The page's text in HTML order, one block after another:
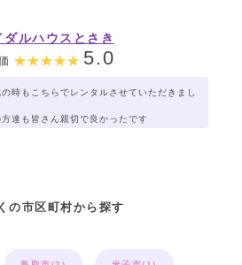
ダルハウスとさき
5.0
の時もこちらでレンタルさせていただきまし
達も皆さん親切で良かったです
の市区町村から探す